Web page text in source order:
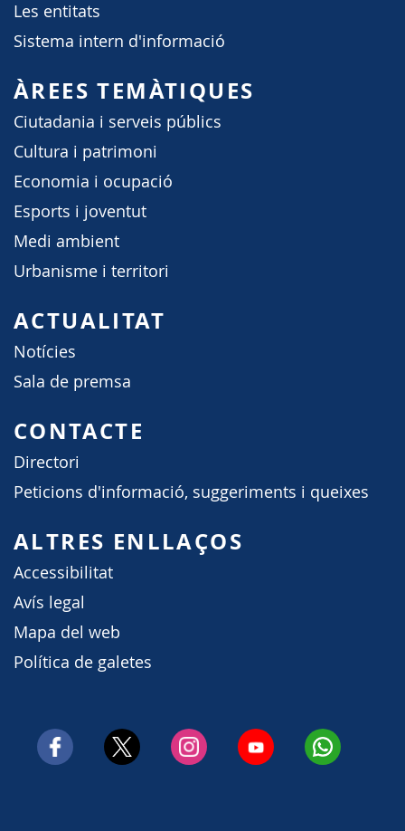
Les entitats
Sistema intern d'informació
ÀREES TEMÀTIQUES
Ciutadania i serveis públics
Cultura i patrimoni
Economia i ocupació
Esports i joventut
Medi ambient
Urbanisme i territori
ACTUALITAT
Notícies
Sala de premsa
CONTACTE
Directori
Peticions d'informació, suggeriments i queixes
ALTRES ENLLAÇOS
Accessibilitat
Avís legal
Mapa del web
Política de galetes